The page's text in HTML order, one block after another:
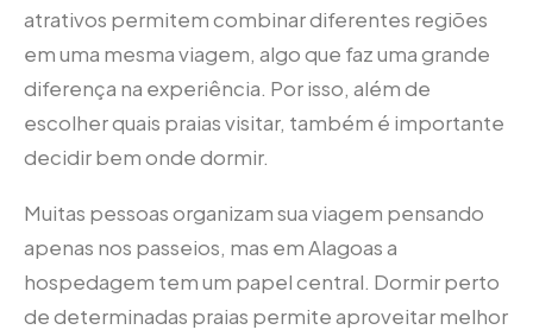
atrativos permitem combinar diferentes regiões
em uma mesma viagem, algo que faz uma grande
diferença na experiência. Por isso, além de
escolher quais praias visitar, também é importante
decidir bem onde dormir.
Muitas pessoas organizam sua viagem pensando
apenas nos passeios, mas em Alagoas a
hospedagem tem um papel central. Dormir perto
de determinadas praias permite aproveitar melhor